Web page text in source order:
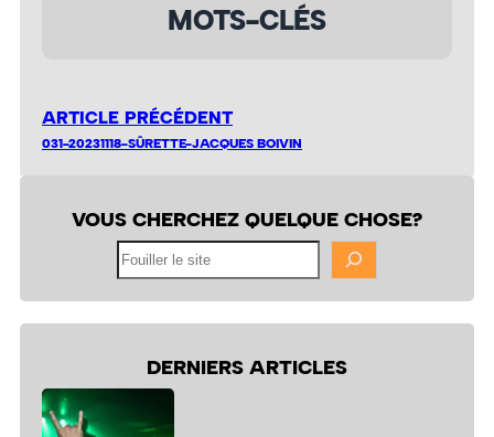
MOTS-CLÉS
ARTICLE PRÉCÉDENT
031-20231118-SÛRETTE-JACQUES BOIVIN
VOUS CHERCHEZ QUELQUE CHOSE?
DERNIERS ARTICLES